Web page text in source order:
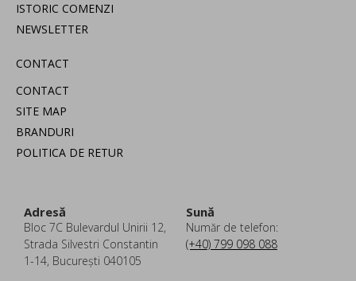
ISTORIC COMENZI
NEWSLETTER
CONTACT
CONTACT
SITE MAP
BRANDURI
POLITICA DE RETUR
Adresă
Bloc 7C Bulevardul Unirii 12,
Strada Silvestri Constantin
1-14, București 040105
Sună
Număr de telefon:
(+40) 799 098 088